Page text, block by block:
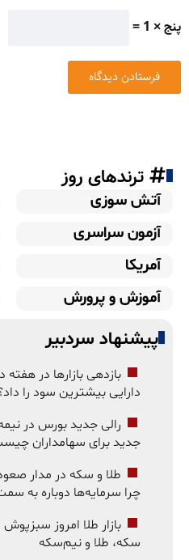
پنج × 1 =
ترندهای روز
آتش سوزی
آزمون سراسری
آمریکا
آموزش و پرورش
پیشنهاد سردبیر
دارایی بیشترین سود را
رالی جدید بورس در
جدید برای سهامداران
طلا و سکه در مدار
چرا سرمایه‌ها دوباره به
بازار طلا امروز
سکه، طلا و نیم‌سکه